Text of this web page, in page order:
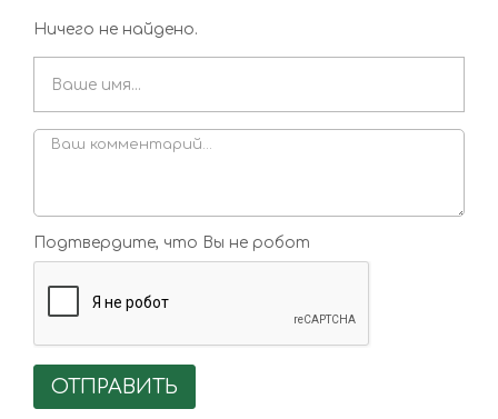
Ничего не найдено.
Подтвердите, что Вы не робот
ОТПРАВИТЬ